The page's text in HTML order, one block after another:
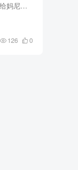
这老头意思是我们来打听事儿可以，但要给妈尼才行。 上次我帮马大超取钱多取了几万块，就是为了应对眼前这种情况。 “鱼哥，要不你去拿一下，在车副驾驶的扶手箱里。” 这老头一根华子抽...
126 0